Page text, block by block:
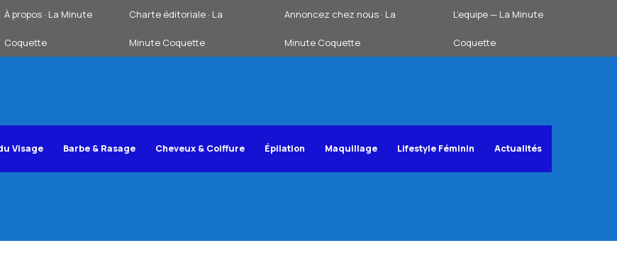
À propos · La Minute
Coquette
Charte éditoriale · La
Minute Coquette
Annoncez chez nous · La
Minute Coquette
L’equipe — La Minute
Coquette
Visage Barbe & Rasage Cheveux & Coiffure Épilation Maquillage Lifestyle Féminin Actualités